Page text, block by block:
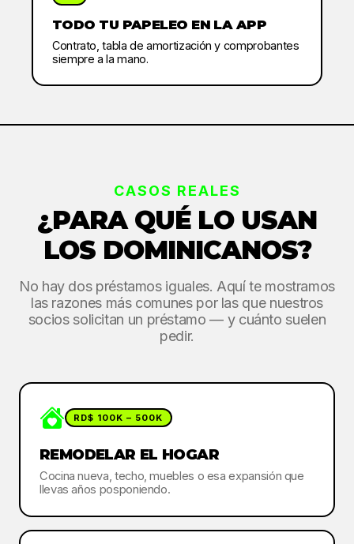
TODO TU PAPELEO EN LA APP
Contrato, tabla de amortización y comprobantes
siempre a la mano.
CASOS REALES
¿PARA QUÉ LO USAN
LOS DOMINICANOS?
No hay dos préstamos iguales. Aquí te mostramos
las razones más comunes por las que nuestros
socios solicitan un préstamo — y cuánto suelen
pedir.
RD$ 100K – 500K
REMODELAR EL HOGAR
Cocina nueva, techo, muebles o esa expansión que
llevas años posponiendo.